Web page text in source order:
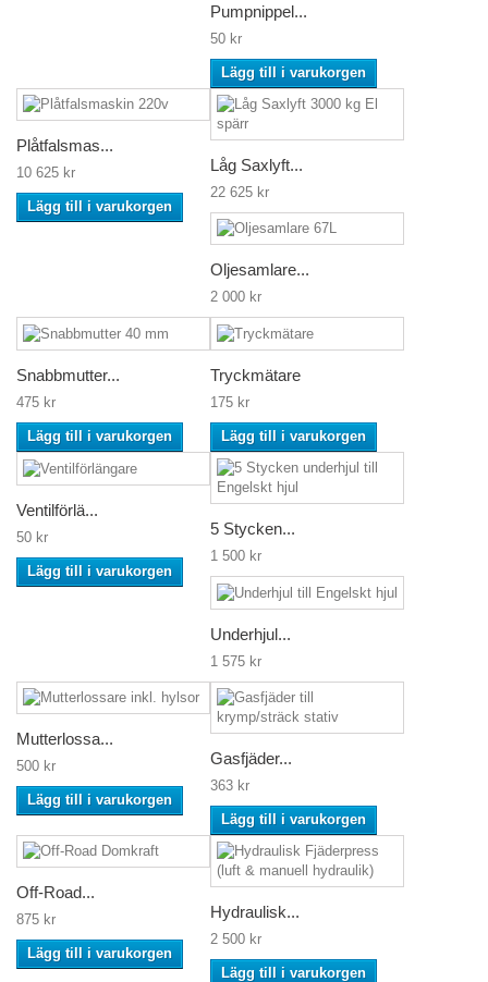
Pumpnippel...
50 kr
Lägg till i varukorgen
Plåtfalsmas...
10 625 kr
Lägg till i varukorgen
Låg Saxlyft...
22 625 kr
Oljesamlare...
2 000 kr
Snabbmutter...
475 kr
Lägg till i varukorgen
Tryckmätare
175 kr
Lägg till i varukorgen
Ventilförlä...
50 kr
Lägg till i varukorgen
5 Stycken...
1 500 kr
Underhjul...
1 575 kr
Mutterlossa...
500 kr
Lägg till i varukorgen
Gasfjäder...
363 kr
Lägg till i varukorgen
Off-Road...
875 kr
Lägg till i varukorgen
Hydraulisk...
2 500 kr
Lägg till i varukorgen